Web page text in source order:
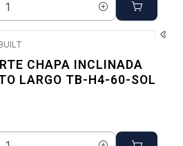
CHAPA INCLINADA
LARGO TB-H4-60-SOL